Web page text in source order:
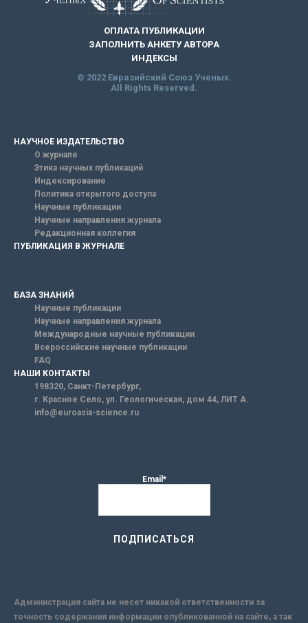
ОПЛАТА ПУБЛИКАЦИИ
ЗАПОЛНИТЬ АНКЕТУ АВТОРА
ИНДЕКСЫ
© 2022 Евразийский Союз Ученых.
All Rights Reserved.
НАУЧНОЕ ИЗДАТЕЛЬСТВО
О журнале
Этика научных публикаций
Индексирование
Политика открытого доступа
Научные публикации
Научные направления журнала
Редакционная коллегия
ПУБЛИКАЦИЯ В ЖУРНАЛЕ
БАЗА ЗНАНИЙ
Научные публикации
Научные направления журнала
Международные научные публикации
Всероссийские научные публикации
FAQ
НАШИ КОНТАКТЫ
198320, Санкт-Петербург,
г. Красное Село, ул. Геологическая, дом 44, ЛИТ А.
info@euroasia-science.ru
Email*
Администрация сайта не несет никакой ответственности за
точность содержания информации опубликованной на сайте, а так